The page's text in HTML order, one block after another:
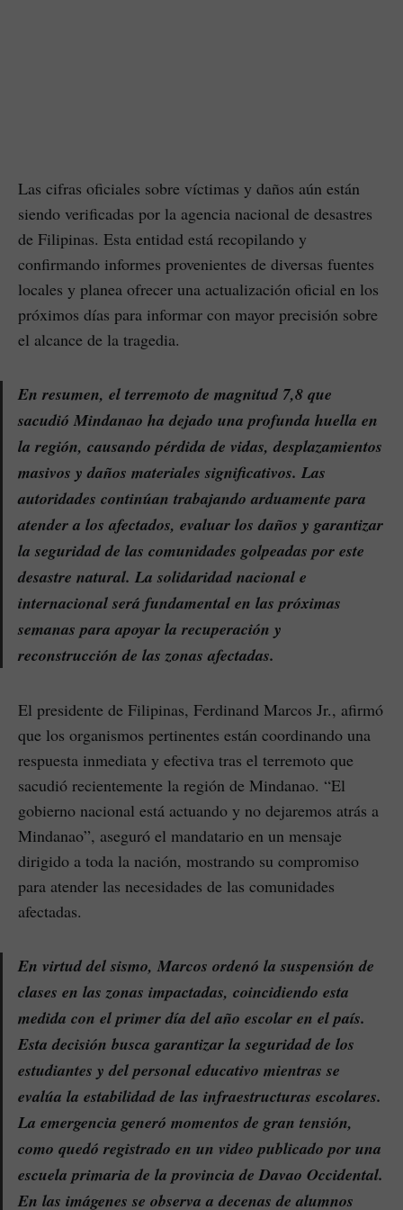
Las cifras oficiales sobre víctimas y daños aún están
siendo verificadas por la agencia nacional de desastres
de Filipinas. Esta entidad está recopilando y
confirmando informes provenientes de diversas fuentes
locales y planea ofrecer una actualización oficial en los
próximos días para informar con mayor precisión sobre
el alcance de la tragedia.
En resumen, el terremoto de magnitud 7,8 que
sacudió Mindanao ha dejado una profunda huella en
la región, causando pérdida de vidas, desplazamientos
masivos y daños materiales significativos. Las
autoridades continúan trabajando arduamente para
atender a los afectados, evaluar los daños y garantizar
la seguridad de las comunidades golpeadas por este
desastre natural. La solidaridad nacional e
internacional será fundamental en las próximas
semanas para apoyar la recuperación y
reconstrucción de las zonas afectadas.
El presidente de Filipinas, Ferdinand Marcos Jr., afirmó
que los organismos pertinentes están coordinando una
respuesta inmediata y efectiva tras el terremoto que
sacudió recientemente la región de Mindanao. “El
gobierno nacional está actuando y no dejaremos atrás a
Mindanao”, aseguró el mandatario en un mensaje
dirigido a toda la nación, mostrando su compromiso
para atender las necesidades de las comunidades
afectadas.
En virtud del sismo, Marcos ordenó la suspensión de
clases en las zonas impactadas, coincidiendo esta
medida con el primer día del año escolar en el país.
Esta decisión busca garantizar la seguridad de los
estudiantes y del personal educativo mientras se
evalúa la estabilidad de las infraestructuras escolares.
La emergencia generó momentos de gran tensión,
como quedó registrado en un video publicado por una
escuela primaria de la provincia de Davao Occidental.
En las imágenes se observa a decenas de alumnos